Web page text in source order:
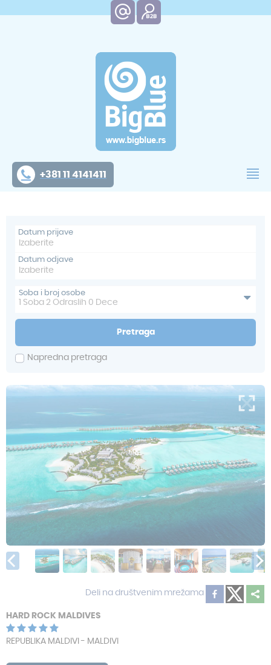
+381 11 4141411
Datum prijave
Datum odjave
Soba i broj osobe
Soba 2 Odraslih 0 Dece
Pretraga
Napredna pretraga
Deli na društvenim mrežama
HARD ROCK MALDIVES
REPUBLIKA MALDIVI - MALDIVI